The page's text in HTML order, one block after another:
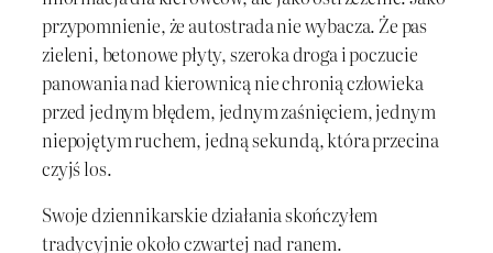
przypomnienie, że autostrada nie wybacza. Że pas
zieleni, betonowe płyty, szeroka droga i poczucie
panowania nad kierownicą nie chronią człowieka
przed jednym błędem, jednym zaśnięciem, jednym
niepojętym ruchem, jedną sekundą, która przecina
czyjś los.
Swoje dziennikarskie działania skończyłem
tradycyjnie około czwartej nad ranem.